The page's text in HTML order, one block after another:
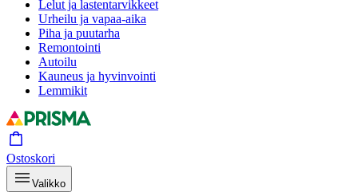
Lelut ja lastentarvikkeet
Urheilu ja vapaa-aika
Piha ja puutarha
Remontointi
Autoilu
Kauneus ja hyvinvointi
Lemmikit
Ostoskori
Valikko